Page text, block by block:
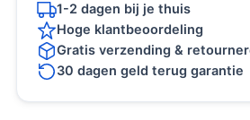
1-2 dagen bij je thuis
Hoge klantbeoordeling
Gratis verzending &
30 dagen geld terug garantie